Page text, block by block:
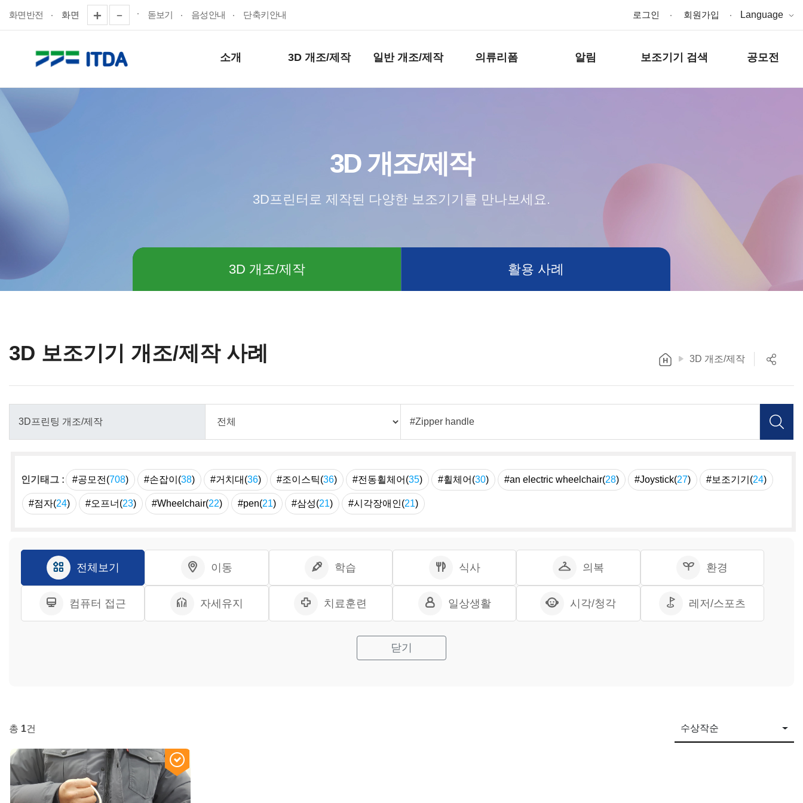
화면반전 화면 돋보기 음성안내 단축키안내 로그인 회원가입 Language
소개 3D 개조/제작 일반 개조/제작 의류리폼 알림 보조기기 검색 공모전
3D 개조/제작
3D프린터로 제작된 다양한 보조기기를 만나보세요.
3D 개조/제작 활용 사례
3D 보조기기 개조/제작 사례 3D 개조/제작
인기태그 : #공모전(708) #손잡이(38) #거치대(36) #조이스틱(36) #전동휠체어(35) #휠체어(30) #an electric wheelchair(28) #Joystick(27) #보조기기(24)
#점자(24) #오프너(23) #Wheelchair(22) #pen(21) #삼성(21) #시각장애인(21)
전체보기 이동 학습 식사 의복 환경
컴퓨터 접근 자세유지 치료훈련 일상생활 시각/청각 레저/스포츠
닫기
총 1건 수상작순